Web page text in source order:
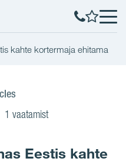
kahte kortermaja ehitama
1 vaatamist
Eestis kahte